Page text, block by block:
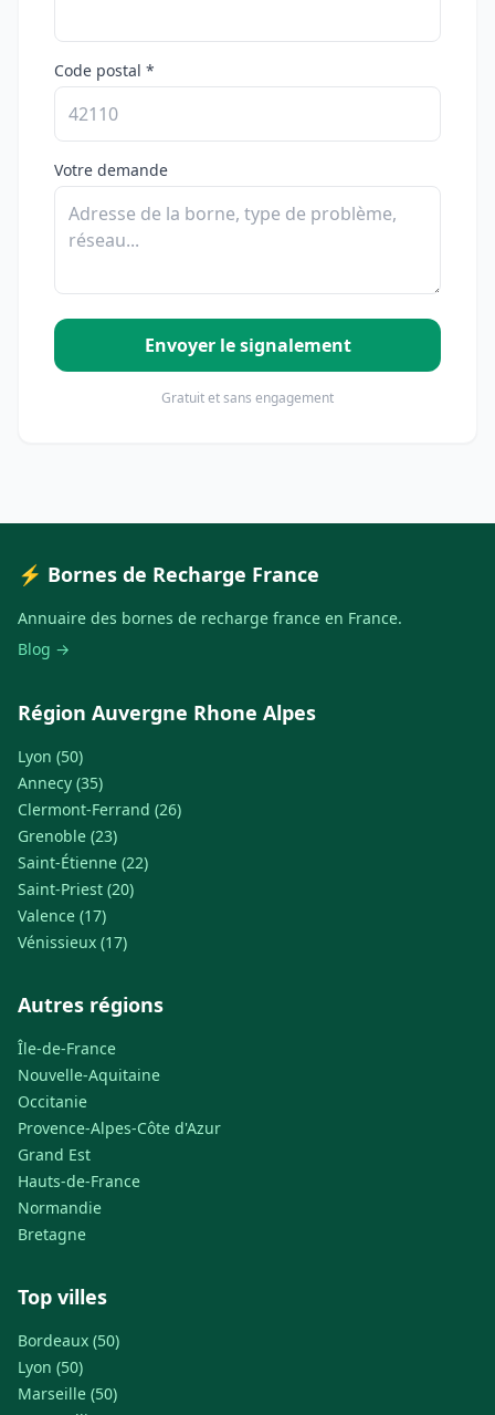
Code postal *
Votre demande
Envoyer le signalement
Gratuit et sans engagement
⚡ Bornes de Recharge France
Annuaire des bornes de recharge france en France.
Blog →
Région Auvergne Rhone Alpes
Lyon (50)
Annecy (35)
Clermont-Ferrand (26)
Grenoble (23)
Saint-Étienne (22)
Saint-Priest (20)
Valence (17)
Vénissieux (17)
Autres régions
Île-de-France
Nouvelle-Aquitaine
Occitanie
Provence-Alpes-Côte d'Azur
Grand Est
Hauts-de-France
Normandie
Bretagne
Top villes
Bordeaux (50)
Lyon (50)
Marseille (50)